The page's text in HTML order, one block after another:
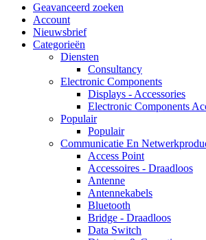
Geavanceerd zoeken
Account
Nieuwsbrief
Categorieën
Diensten
Consultancy
Electronic Components
Displays - Accessories
Electronic Components
Populair
Populair
Communicatie En
Access Point
Accessoires - Draadloos
Antenne
Antennekabels
Bluetooth
Bridge - Draadloos
Data Switch